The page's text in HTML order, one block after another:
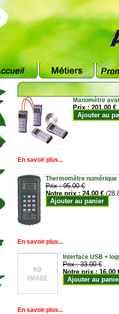
Manomètre
Prix :201.00 €
Ajouter au
En savoir plus...
Thermomètre numérique
Prix :95.00 €
Notre prix :24.00 €
Ajouter au panier
En savoir plus...
Interface USB +
Prix :33.00 €
Notre prix :16.00
Ajouter au
En savoir plus...